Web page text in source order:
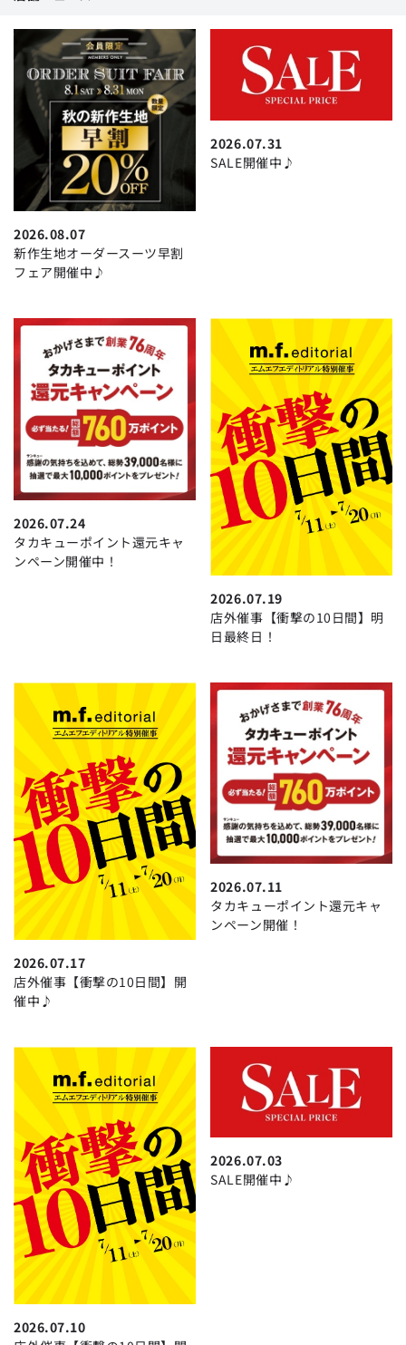
2026.08.07
新作生地オーダースーツ早割
フェア開催中♪
2026.07.31
SALE開催中♪
2026.07.24
タカキューポイント還元キャ
ンペーン開催中！
2026.07.19
店外催事【衝撃の10日間】明
日最終日！
2026.07.17
店外催事【衝撃の10日間】開
催中♪
2026.07.11
タカキューポイント還元キャ
ンペーン開催！
2026.07.10
2026.07.03
SALE開催中♪